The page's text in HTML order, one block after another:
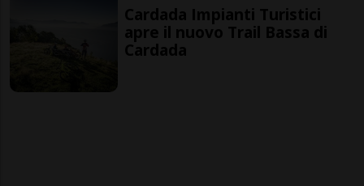
Cardada Impianti Turistici
apre il nuovo Trail Bassa di
Cardada